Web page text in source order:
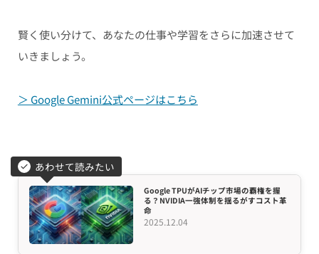
賢く使い分けて、あなたの仕事や学習をさらに加速させて
いきましょう。
＞ Google Gemini公式ページはこちら
あわせて読みたい
Google TPUがAIチップ市場の覇権を握
る？NVIDIA一強体制を揺るがすコスト革
命
2025.12.04